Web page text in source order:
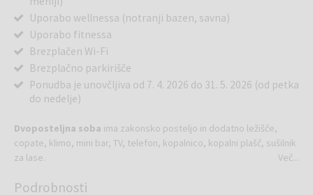
Uporabo wellnessa (notranji bazen, savna)
Uporabo fitnessa
Brezplačen Wi-Fi
Brezplačno parkirišče
Ponudba je unovčljiva od 7. 4. 2026 do 31. 5. 2026 (od petka
do nedelje)
Dvoposteljna soba ima zakonsko posteljo in dodatno ležišče,
copate, klimo, mini bar, TV, telefon, kopalnico, kopalni plašč, sušilnik
za lase.
Več...
Podrobnosti